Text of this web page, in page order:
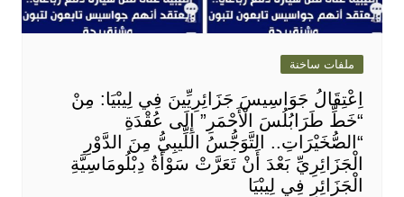
ملفات ساخنة
اِعْتِقَالُ جَوَاسِيسَ جَزَائِرِيِّينَ فِي لِيبْيَا: مِنْ
“خَطِّ طَرَابُلُسَ الْأَحْمَرِ” إِلَى عُقْدَةِ
“الصُّخَيْرَاتِ.. التَّوَجُّسُ اللِّيبِيُّ مِنَ الدَّوْرِ
الْجَزَائِرِيِّ بَعْدَ أَنْ تَعَرَّتْ سَوْأَةُ دِبْلُومَاسِيَّةِ
الْجَزَائِرِ فِي لِيبْيَا